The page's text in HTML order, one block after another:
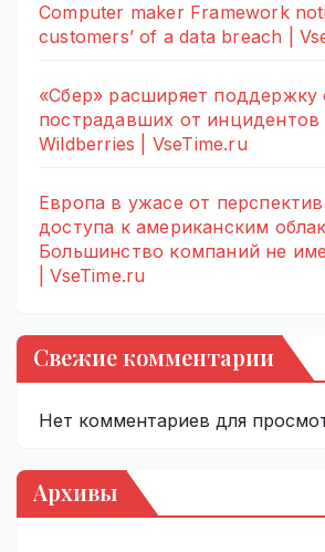
Computer maker Framework
customers’ of a data breach |
«Сбер» расширяет поддержку
пострадавших от инцидентов
Wildberries | VseTime.ru
Европа в ужасе от
доступа к американским
Большинство компаний не
| VseTime.ru
Свежие комментарии
Нет комментариев для
Архивы